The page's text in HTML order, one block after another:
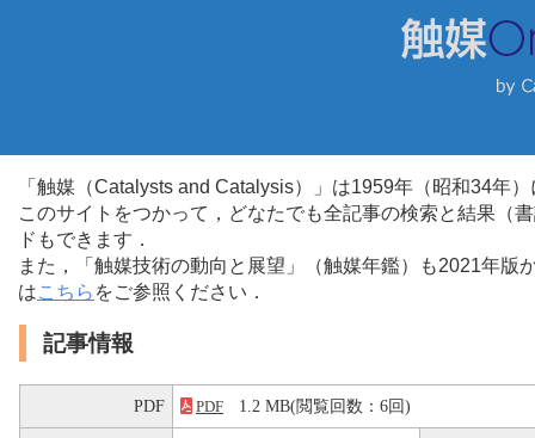
「触媒（Catalysts and Catalysis）」は1959年（昭和34年
このサイトをつかって，どなたでも全記事の検索と結果（
ドもできます．
また，「触媒技術の動向と展望」（触媒年鑑）も2021年
はこちら をご参照ください．
記事情報
PDF PDF 1.2 MB(閲覧回数：6回)